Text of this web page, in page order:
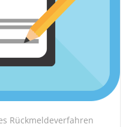
Rückmeldeverfahren